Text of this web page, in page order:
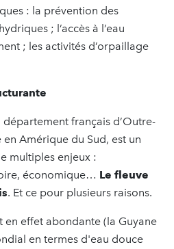
: la prévention des
; l’accès à l’eau
; les activités d’orpaillage
français d’Outre-
Amérique du Sud, est un
multiples enjeux :
économique… Le fleuve
. Et ce pour plusieurs raisons.
en effet abondante (la Guyane
en termes d'eau douce